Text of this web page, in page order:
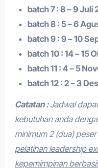
batch 7 : 8 – 9 Juli
batch 8 : 5 – 6
batch 9 : 9 – 10
batch 10 : 14 – 15
batch 11 : 4 – 5
batch 12 : 2 – 3
Catatan :Jadwal
kebutuhan anda
minimum 2 (dua)
pelatihan leadership
kepemimpinan